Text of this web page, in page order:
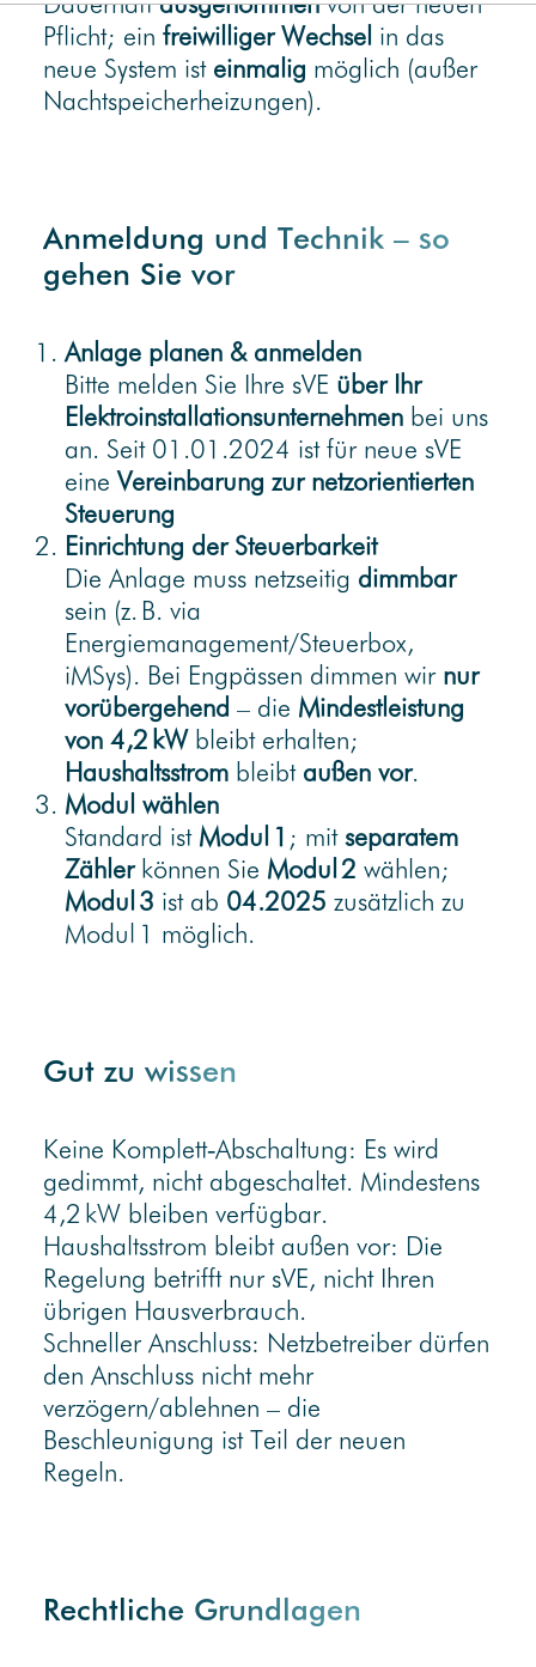
Pflicht; ein freiwilliger Wechsel in das
neue System ist einmalig möglich (außer
Nachtspeicherheizungen).
Anmeldung und Technik – so
gehen Sie vor
Anlage planen & anmelden
Bitte melden Sie Ihre sVE über Ihr
Elektroinstallationsunternehmen bei uns
an. Seit 01.01.2024 ist für neue sVE
eineVereinbarung zur netzorientierten
Steuerung
Einrichtung der Steuerbarkeit
Die Anlage muss netzseitig dimmbar
sein (z. B. via
Energiemanagement/Steuerbox,
iMSys). Bei Engpässen dimmen wir nur
vorübergehend – die Mindestleistung
von 4,2 kWbleibt erhalten;
Haushaltsstrom bleibt außen vor.
Modul wählen
Standard ist Modul 1 ; mitseparatem
Zählerkönnen Sie Modul 2 wählen;
Modul 3 ist ab 04.2025 zusätzlich zu
Modul 1 möglich.
Gut zu wissen
Keine Komplett‑Abschaltung: Es wird
gedimmt, nicht abgeschaltet. Mindestens
4,2 kW bleiben verfügbar.
Haushaltsstrom bleibt außen vor: Die
Regelung betrifft nur sVE, nicht Ihren
übrigen Hausverbrauch.
Schneller Anschluss: Netzbetreiber dürfen
den Anschluss nicht mehr
verzögern/ablehnen – die
Beschleunigung ist Teil der neuen
Regeln.
Rechtliche Grundlagen